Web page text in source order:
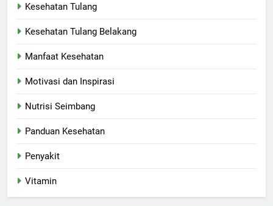
Kesehatan Tulang
Kesehatan Tulang Belakang
Manfaat Kesehatan
Motivasi dan Inspirasi
Nutrisi Seimbang
Panduan Kesehatan
Penyakit
Vitamin